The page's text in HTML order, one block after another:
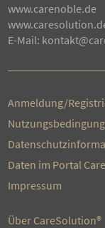
www.carenoble.de
E-Mail:
Anmeldung/
Daten im Portal
Impressum
Über CareSolution®